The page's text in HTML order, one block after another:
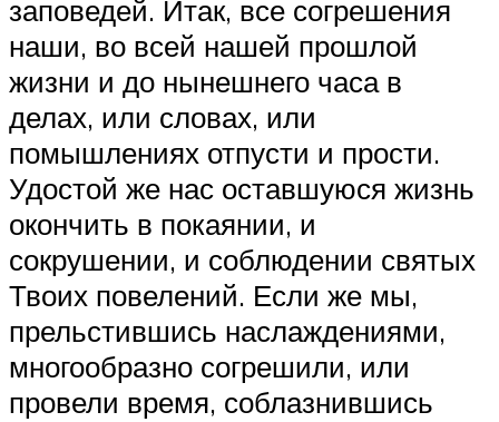
заповедей. Итак, все согрешения
наши, во всей нашей прошлой
жизни и до нынешнего часа в
делах, или словах, или
помышлениях отпусти и прости.
Удостой же нас оставшуюся жизнь
окончить в покаянии, и
сокрушении, и соблюдении святых
Твоих повелений. Если же мы,
прельстившись наслаждениями,
многообразно согрешили, или
провели время, соблазнившись